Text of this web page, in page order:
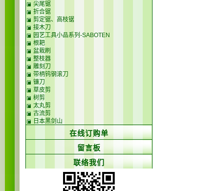
尖尾锯
折合锯
剪定锯、高枝锯
接木刀
园艺工具小品系列-SABOTEN
根耙
盆栽刷
整枝器
雕刻刀
带柄钨钢滚刀
镰刀
草皮剪
树剪
太丸剪
古流剪
日本黑剑山
在线订购单
留言板
联络我们